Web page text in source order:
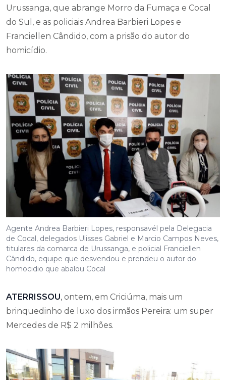
Urussanga, que abrange Morro da Fumaça e Cocal
do Sul, e as policiais Andrea Barbieri Lopes e
Franciellen Cândido, com a prisão do autor do
homicídio.
Agente Andrea Barbieri Lopes, responsavél pela Delegacia
de Cocal, delegados Ulisses Gabriel e Marcio Campos Neves,
titulares da comarca de Urussanga, e policial Franciellen
Cândido, equipe que desvendou e prendeu o autor do
homocidio que abalou Cocal
ATERRISSOU, ontem, em Criciúma, mais um
brinquedinho de luxo dos irmãos Pereira: um super
Mercedes de R$ 2 milhões.